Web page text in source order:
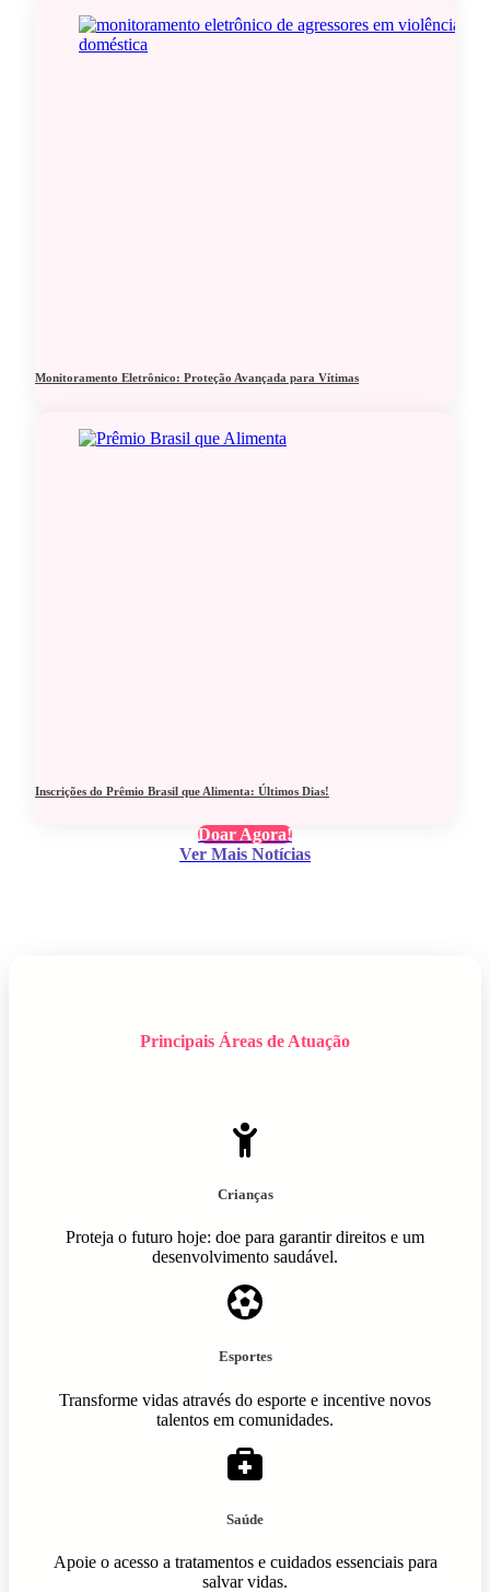
Monitoramento Eletrônico: Proteção Avançada para Vítimas
Inscrições do Prêmio Brasil que Alimenta: Últimos Dias!
Doar Agora!
Ver Mais Notícias
Principais Áreas de Atuação
Crianças
Proteja o futuro hoje: doe para garantir direitos e um
desenvolvimento saudável.
Esportes
Transforme vidas através do esporte e incentive novos
talentos em comunidades.
Saúde
Apoie o acesso a tratamentos e cuidados essenciais para
salvar vidas.